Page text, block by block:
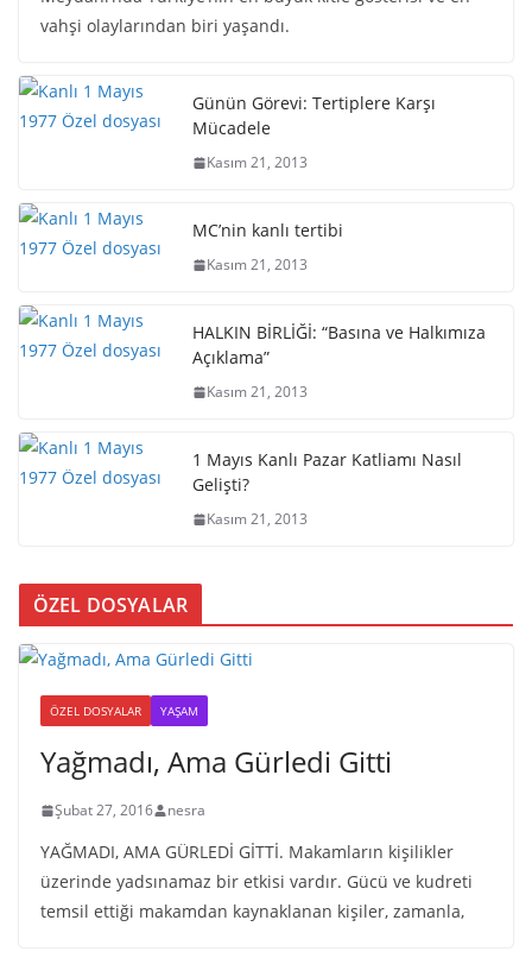
vahşi olaylarından biri yaşandı.
Günün Görevi: Tertiplere Karşı
Mücadele
Kasım 21, 2013
MC’nin kanlı tertibi
Kasım 21, 2013
HALKIN BİRLİĞİ: “Basına ve Halkımıza
Açıklama”
Kasım 21, 2013
1 Mayıs Kanlı Pazar Katliamı Nasıl
Gelişti?
Kasım 21, 2013
ÖZEL DOSYALAR
ÖZEL DOSYALAR YAŞAM
Yağmadı, Ama Gürledi Gitti
Şubat 27, 2016 nesra
YAĞMADI, AMA GÜRLEDİ GİTTİ. Makamların kişilikler
üzerinde yadsınamaz bir etkisi vardır. Gücü ve kudreti
temsil ettiği makamdan kaynaklanan kişiler, zamanla,